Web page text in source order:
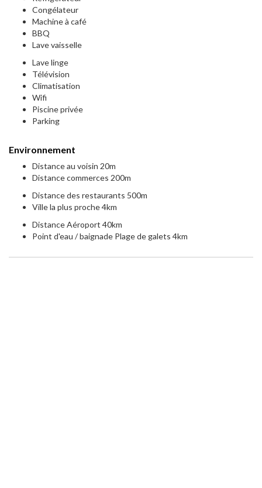
Congélateur
Machine à café
BBQ
Lave vaisselle
Lave linge
Télévision
Climatisation
Wifi
Piscine privée
Parking
Environnement
Distance au voisin 20m
Distance commerces 200m
Distance des restaurants 500m
Ville la plus proche 4km
Distance Aéroport 40km
Point d'eau / baignade Plage de galets 4km